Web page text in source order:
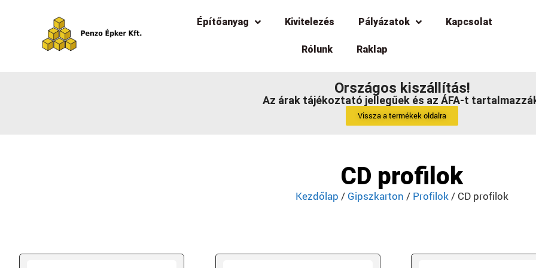
Építőanyag Kivitelezés Pályázatok Kapcsolat
Rólunk Raklap
Országos kiszállítás!
Az árak tájékoztató jellegűek és az ÁFA-t
Vissza a termékek oldalra
CD profilok
Kezdőlap / Gipszkarton / Profilok/ CD profilok